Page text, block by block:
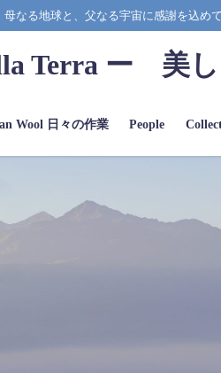
母なる地球と、父なる宇宙に感謝を込めて
Terra ー 美
Wool 日々の作業 People